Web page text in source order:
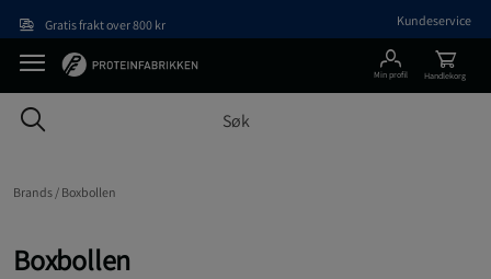
Gratis frakt over 800 kr Kundeservice
Min profil Handlekorg
Brands / Boxbollen
Boxbollen